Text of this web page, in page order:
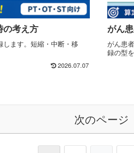
の考え方
します。短縮・中断・移
2026.07.07
がん
がん患
録の型
次のページ